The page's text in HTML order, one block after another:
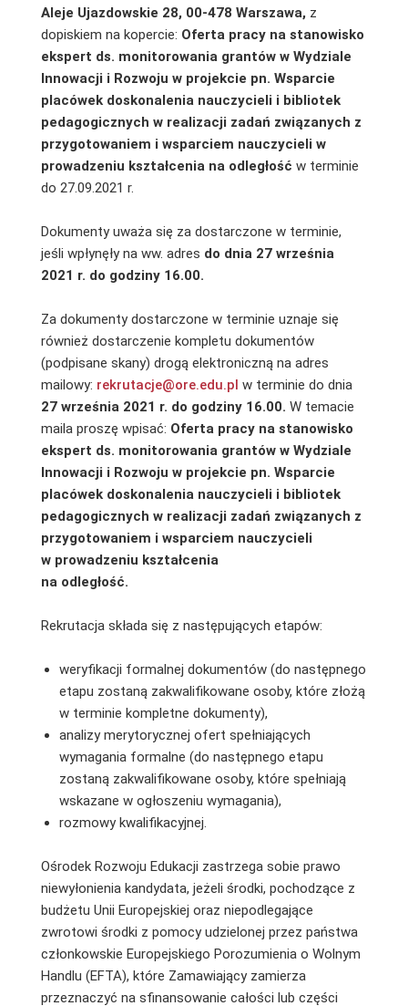
Aleje Ujazdowskie 28, 00-478 Warszawa, z
dopiskiem na kopercie: Oferta pracy na stanowisko
ekspert ds. monitorowania grantów w Wydziale
Innowacji i Rozwoju w projekcie pn. Wsparcie
placówek doskonalenia nauczycieli i bibliotek
pedagogicznych w realizacji zadań związanych z
przygotowaniem i wsparciem nauczycieli w
prowadzeniu kształcenia na odległość w terminie
do 27.09.2021 r.
Dokumenty uważa się za dostarczone w terminie,
jeśli wpłynęły na ww. adres do dnia 27 września
2021 r. do godziny 16.00.
Za dokumenty dostarczone w terminie uznaje się
również dostarczenie kompletu dokumentów
(podpisane skany) drogą elektroniczną na adres
mailowy: rekrutacje@ore.edu.pl w terminie do dnia
27 września 2021 r. do godziny 16.00. W temacie
maila proszę wpisać: Oferta pracy na stanowisko
ekspert ds. monitorowania grantów w Wydziale
Innowacji i Rozwoju w projekcie pn. Wsparcie
placówek doskonalenia nauczycieli i bibliotek
pedagogicznych w realizacji zadań związanych z
przygotowaniem i wsparciem nauczycieli
w prowadzeniu kształcenia
na odległość.
Rekrutacja składa się z następujących etapów:
weryfikacji formalnej dokumentów (do następnego
etapu zostaną zakwalifikowane osoby, które złożą
w terminie kompletne dokumenty),
analizy merytorycznej ofert spełniających
wymagania formalne (do następnego etapu
zostaną zakwalifikowane osoby, które spełniają
wskazane w ogłoszeniu wymagania),
rozmowy kwalifikacyjnej.
Ośrodek Rozwoju Edukacji zastrzega sobie prawo
niewyłonienia kandydata, jeżeli środki, pochodzące z
budżetu Unii Europejskiej oraz niepodlegające
zwrotowi środki z pomocy udzielonej przez państwa
członkowskie Europejskiego Porozumienia o Wolnym
Handlu (EFTA), które Zamawiający zamierza
przeznaczyć na sfinansowanie całości lub części